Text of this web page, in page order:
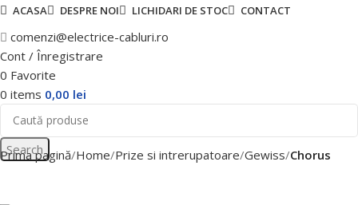
ACASA DESPRE NOI LICHIDARI DE STOC CONTACT
comenzi@electrice-cabluri.ro
Cont / Înregistrare
0 Favorite
0 items 0,00 lei
Search
Prima pagină Home Prize si intrerupatoare Gewiss Chorus